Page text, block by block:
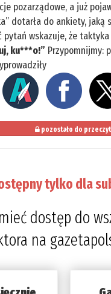
pozarządowe, a już
dotarła do ankiety,
pytań wskazuje, że
ku***o!” Przypomnijmy:
pozostało do
tylko dla
dostęp do
na